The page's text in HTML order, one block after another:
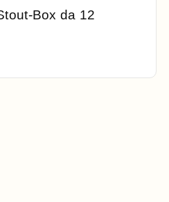
Box da 12